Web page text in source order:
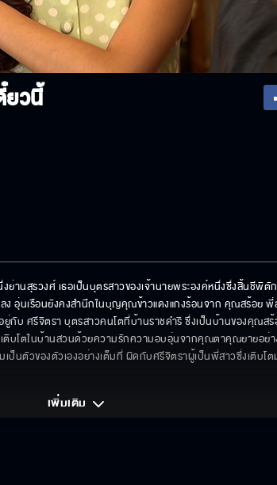
ยวนี้
านสุรวงศ์ เธอเป็นบุตรสาวของเจ้านายพระองค์หนึ่งซึ่งสิ้นชีพิตั
ง อุ่นเรือนยังคงสำนึกในบุญคุณข้าวแดงแกงร้อนจาก คุณสร้อย
อยู่กับ ศรีจิตรา บุตรสาวคนโตที่บ้านราชดำริ ซึ่งเป็นบ้านของคุณส
บโตในบ้านสวนด้วยความรักความอบอุ่นจากคุณตาคุณยายอย่า
ป็นตัวของตัวเองอย่างเต็มที่ ผิดกับศรีจิตราผู้เป็นพี่สาวซึ่งเติบโต
เพิ่มเติม